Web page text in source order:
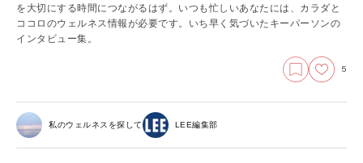
を大切にする時間につながるはず。いつも忙しいあなたには、カラダと
ココロのウェルネス情報が必要です。いち早く気づいたキーパーソンの
インタビュー集。
5
私のウェルネスを探して LEE編集部